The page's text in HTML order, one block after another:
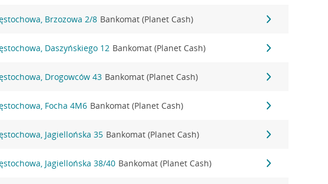
Brzozowa 2/8 Bankomat (Planet Cash)
Daszyńskiego 12 Bankomat (Planet Cash)
Drogowców 43 Bankomat (Planet Cash)
Focha 4M6 Bankomat (Planet Cash)
Jagiellońska 35 Bankomat (Planet Cash)
Jagiellońska 38/40 Bankomat (Planet Cash)